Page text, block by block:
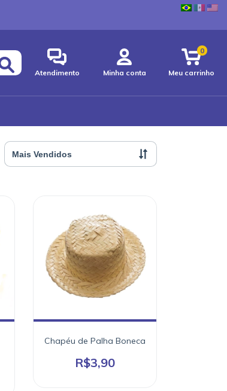
Atendimento Minha conta Meu carrinho
0
Chapéu de Palha Boneca
R$3,90